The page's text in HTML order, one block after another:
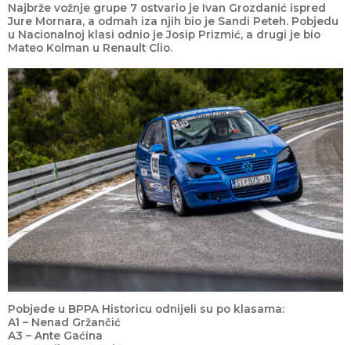
Najbrže vožnje grupe 7 ostvario je Ivan Grozdanić ispred
Jure Mornara, a odmah iza njih bio je Sandi Peteh. Pobjedu
u Nacionalnoj klasi odnio je Josip Prizmić, a drugi je bio
Mateo Kolman u Renault Clio.
Pobjede u BPPA Historicu odnijeli su po klasama:
A1 – Nenad Gržančić
A3 – Ante Gaćina